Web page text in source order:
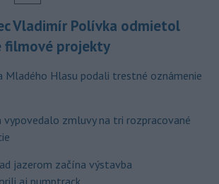
Vladimír Polívka odmietol
filmové projekty
Mladého Hlasu podali trestné oznámenie
zmluvy na tri rozpracované
jazerom začína výstavba
aj pumptrack